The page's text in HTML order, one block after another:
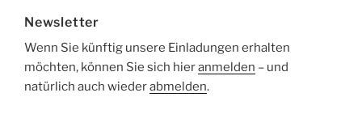
Newsletter
Wenn Sie künftig unsere Einladungen erhalten
möchten, können Sie sich hieranmelden – und
natürlich auch wiederabmelden.